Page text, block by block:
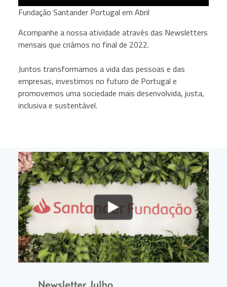
Fundação Santander Portugal em Abril
Acompanhe a nossa atividade através das Newsletters
mensais que criámos no final de 2022.
Juntos transformamos a vida das pessoas e das
empresas, investimos no futuro de Portugal e
promovemos uma sociedade mais desenvolvida, justa,
inclusiva e sustentável.